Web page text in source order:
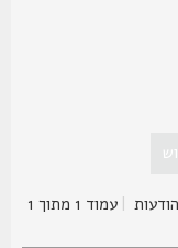
|עמוד1מתוך1